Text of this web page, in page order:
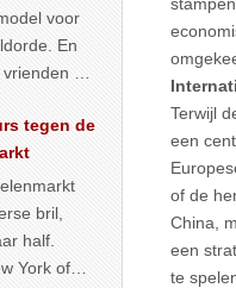
Terwijl
een
of de
China,
een
te
voor
En
of
tegen de
bril,
half.
York of